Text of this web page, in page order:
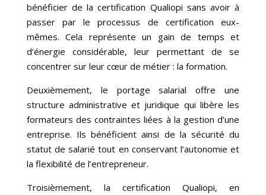
bénéficier de la certification Qualiopi sans avoir à
passer par le processus de certification eux-
mêmes. Cela représente un gain de temps et
d’énergie considérable, leur permettant de se
concentrer sur leur cœur de métier : la formation.
Deuxièmement, le portage salarial offre une
structure administrative et juridique qui libère les
formateurs des contraintes liées à la gestion d’une
entreprise. Ils bénéficient ainsi de la sécurité du
statut de salarié tout en conservant l’autonomie et
la flexibilité de l’entrepreneur.
Troisièmement, la certification Qualiopi, en